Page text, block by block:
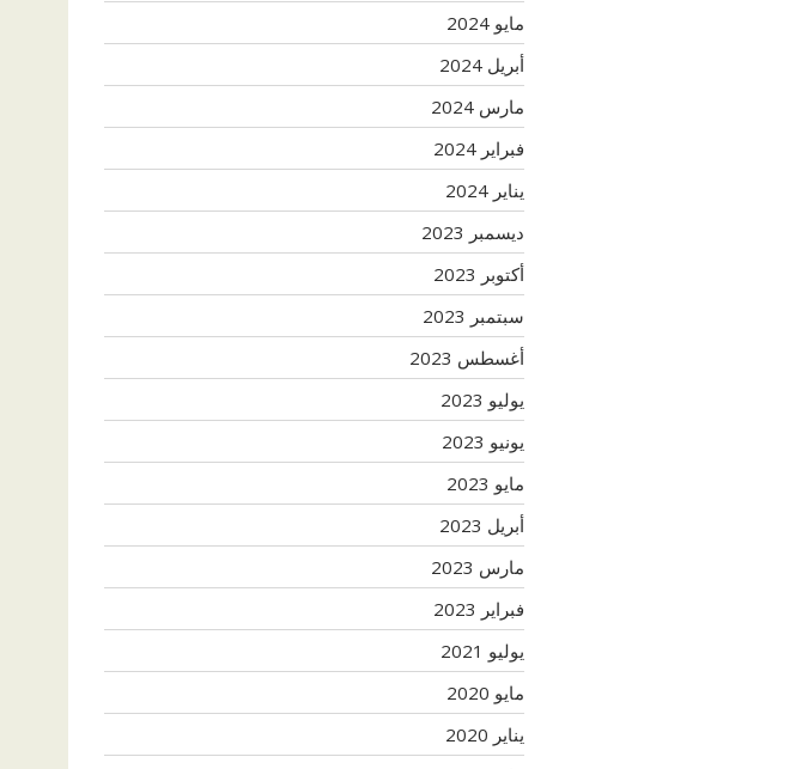
مايو 2024
أبريل 2024
مارس 2024
فبراير 2024
يناير 2024
ديسمبر 2023
أكتوبر 2023
سبتمبر 2023
أغسطس 2023
يوليو 2023
يونيو 2023
مايو 2023
أبريل 2023
مارس 2023
فبراير 2023
يوليو 2021
مايو 2020
يناير 2020